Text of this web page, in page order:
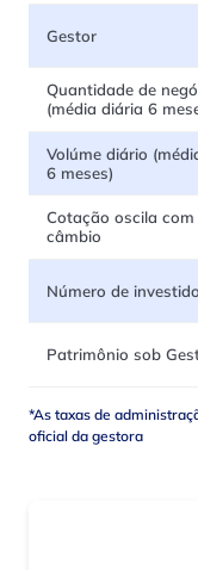
*As taxas de
oficial da gestora
Gestor
Quantidade de
(média diária 6
Volúme diário
6 meses)
Cotação oscila com
câmbio
Número de
Patrimônio sob